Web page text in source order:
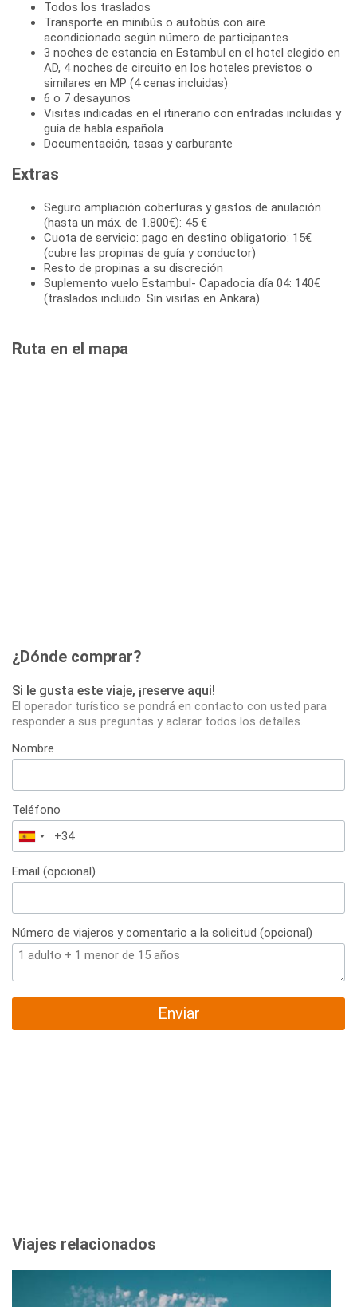
Todos los traslados
Transporte en minibús o autobús con aire
acondicionado según número de participantes
3 noches de estancia en Estambul en el hotel elegido en
AD, 4 noches de circuito en los hoteles previstos o
similares en MP (4 cenas incluidas)
6 o 7 desayunos
Visitas indicadas en el itinerario con entradas incluidas y
guía de habla española
Documentación, tasas y carburante
Extras
Seguro ampliación coberturas y gastos de anulación
(hasta un máx. de 1.800€): 45 €
Cuota de servicio: pago en destino obligatorio: 15€
(cubre las propinas de guía y conductor)
Resto de propinas a su discreción
Suplemento vuelo Estambul- Capadocia día 04: 140€
(traslados incluido. Sin visitas en Ankara)
Ruta en el mapa
¿Dónde comprar?
Si le gusta este viaje, ¡reserve aqui!
El operador turístico se pondrá en contacto con usted para
responder a sus preguntas y aclarar todos los detalles.
Nombre
Teléfono
España
+34
Email (opcional)
Número de viajeros y comentario a la solicitud (opcional)
Enviar
Viajes relacionados